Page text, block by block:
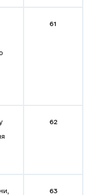
61
62
63